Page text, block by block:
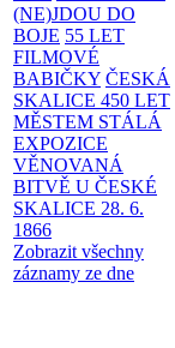
(NE)JDOU DO
BOJE 55 LET
FILMOVÉ
BABIČKY ČESKÁ
SKALICE 450 LET
MĚSTEM STÁLÁ
EXPOZICE
VĚNOVANÁ
BITVĚ U ČESKÉ
SKALICE 28. 6.
1866
Zobrazit všechny
záznamy ze dne